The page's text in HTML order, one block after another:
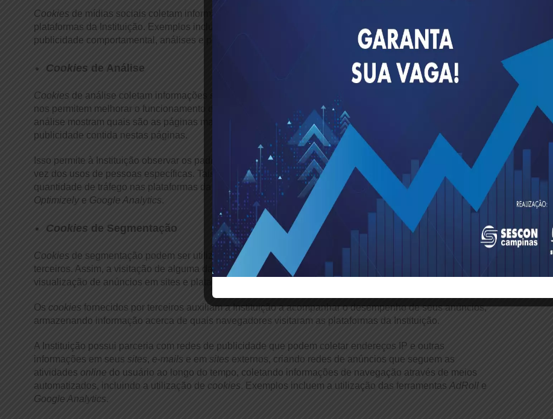
Cookies de mídias sociais coletam informações sobre o uso de redes sociais relacionadas ao acesso às
plataformas da Instituição. Exemplos incluem páginas do Facebook que usam as mídias sociais para
publicidade comportamental, análises e pesquisas de mercado.
Cookies de Análise
Cookies de análise coletam informações sobre a navegação do usuário nas plataformas da Instituição e
nos permitem melhorar o funcionamento deles ou coletar dados sobre seus interesses. Os
análise mostram quais são as páginas mais acessadas nas plataformas da Instituição e a eficácia da
publicidade contida nestas páginas.
Isso permite à Instituição observar os padrões gerais das pessoas que acessam as suas plataformas, em
vez dos usos de pessoas específicas. Tais informações também podem ser utilizadas para mensurar a
quantidade de tráfego nas plataformas da Instituição. Exemplos incluem a utilização das ferramentas
Optimizelye Google Analytics.
Cookies de Segmentação
Cookies de segmentação podem ser utilizados para promover os serviços da Instituição em sites de
terceiros. Assim, a visitação de alguma das plataformas da Instituição, poderá resultar, no futuro, na
visualização de anúncios em sites e plataformas de terceiros.
Os cookies fornecidos por terceiros auxiliam a Instituição a acompanhar o desempenho de seus anúncios,
armazenando informação acerca de quais navegadores visitaram as plataformas da Instituição.
A Instituição possui parceria com redes de publicidade que podem coletar endereços IP e outras
informações em seus sites, e-mails e em sites externos, criando redes de anúncios que seguem as
atividades online do usuário ao longo do tempo, coletando informações de navegação através de meios
automatizados, incluindo a utilização de cookies. Exemplos incluem a utilização das ferramentas AdRolle
Google Analytics